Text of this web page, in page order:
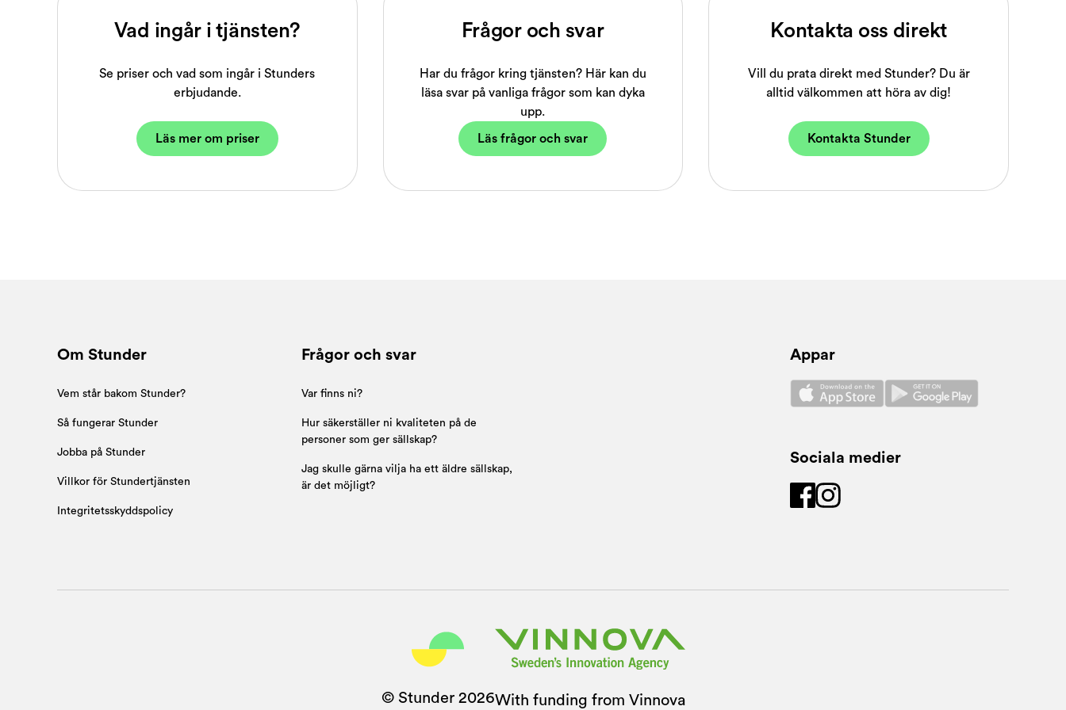
Vad ingår i tjänsten?
Se priser och vad som ingår i Stunders
erbjudande.
Läs mer om priser
Frågor och svar
Har du frågor kring tjänsten? Här kan du
läsa svar på vanliga frågor som kan dyka
upp.
Läs frågor och svar
Kontakta oss direkt
Vill du prata direkt med Stunder? Du är
alltid välkommen att höra av dig!
Kontakta Stunder
Om Stunder
Vem står bakom Stunder?
Så fungerar Stunder
Jobba på Stunder
Villkor för Stundertjänsten
Integritetsskyddspolicy
Frågor och svar
Var finns ni?
Hur säkerställer ni kvaliteten på de
personer som ger sällskap?
Jag skulle gärna vilja ha ett äldre sällskap,
är det möjligt?
Appar
Sociala medier
© Stunder 2026With funding from Vinnova